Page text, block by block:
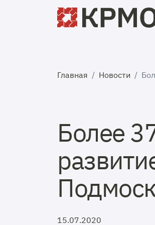
Главная Новости
Более
15.07.2020